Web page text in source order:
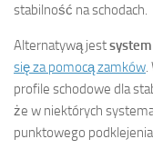
stabilność na schodach.
Alternatywą jest
się za pomocą zamków
profile schodowe dla
że w niektórych
punktowego